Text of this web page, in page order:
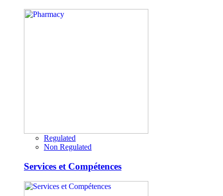
Regulated
Non Regulated
Services et Compétences